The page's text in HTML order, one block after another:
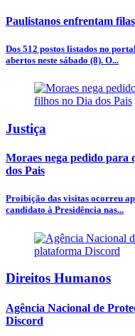
Paulistanos enfrentam
Dos 512 postos listados no
abertos neste sábado (8). O...
Justiça
Moraes nega pedido para
dos Pais
Proibição das visitas ocorreu
candidato à Presidência nas...
Direitos Humanos
Agência Nacional de
Discord